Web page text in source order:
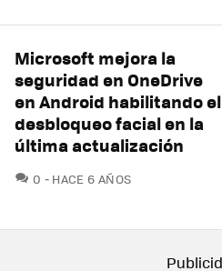
Microsoft mejora la
seguridad en OneDrive
en Android habilitando el
desbloqueo facial en la
última actualización
0 COMENTARIOS
HACE 6 AÑOS